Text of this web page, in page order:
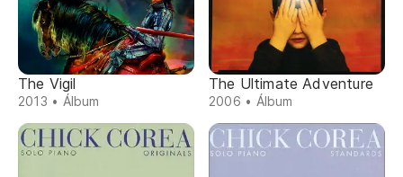
The Vigil
2013 • Álbum
The Ultimate Adventure
2006 • Álbum